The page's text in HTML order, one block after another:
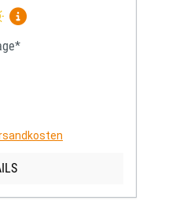
Mehr Informationen zum